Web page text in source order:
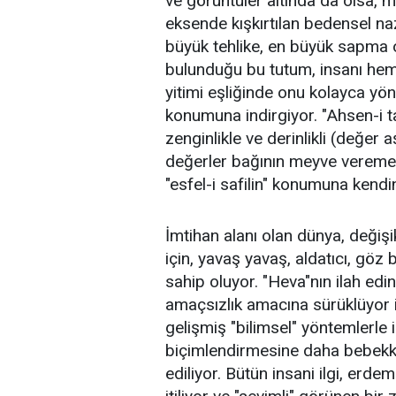
eksende kışkırtılan bedensel
büyük tehlike, en büyük
bulunduğu bu tutum, insanı
yitimi eşliğinde onu kolayca
konumuna indirgiyor. "Ahsen-i
zenginlikle ve derinlikli (değer
değerler bağının meyve
"esfel-i safilin" konumuna
İmtihan alanı olan dünya,
için, yavaş yavaş, aldatıcı,
sahip oluyor. "Heva"nın ilah
amaçsızlık amacına
gelişmiş "bilimsel" yöntemlerle
biçimlendirmesine daha
ediliyor. Bütün insani ilgi, erdem